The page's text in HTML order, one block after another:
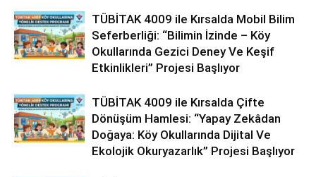
TÜBİTAK 4009 ile Kırsalda Mobil Bilim
Seferberliği: “Bilimin İzinde – Köy
Okullarında Gezici Deney Ve Keşif
Etkinlikleri” Projesi Başlıyor
TÜBİTAK 4009 ile Kırsalda Çifte
Dönüşüm Hamlesi: “Yapay Zekâdan
Doğaya: Köy Okullarında Dijital Ve
Ekolojik Okuryazarlık” Projesi Başlıyor